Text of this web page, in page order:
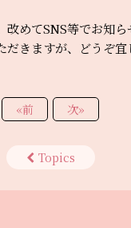
めてSNS等でお知ら
だきますが、どうぞ宜
«前 次»
Topics